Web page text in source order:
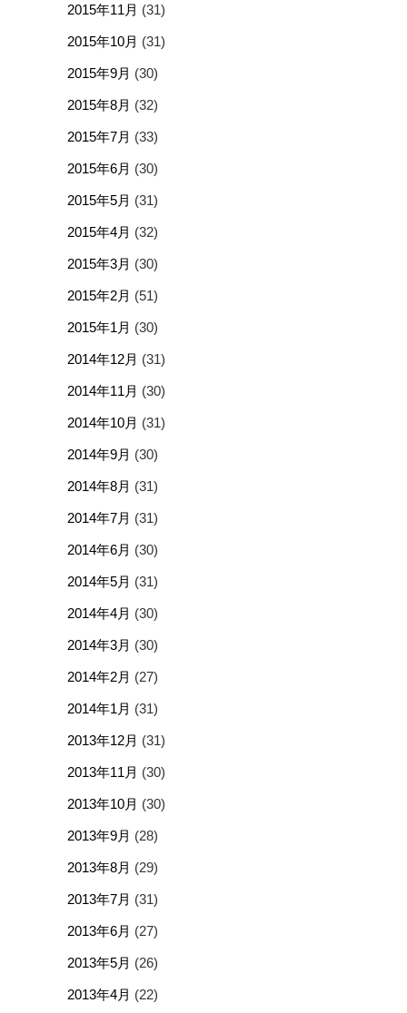
2015年11月 (31)
2015年10月 (31)
2015年9月 (30)
2015年8月 (32)
2015年7月 (33)
2015年6月 (30)
2015年5月 (31)
2015年4月 (32)
2015年3月 (30)
2015年2月 (51)
2015年1月 (30)
2014年12月 (31)
2014年11月 (30)
2014年10月 (31)
2014年9月 (30)
2014年8月 (31)
2014年7月 (31)
2014年6月 (30)
2014年5月 (31)
2014年4月 (30)
2014年3月 (30)
2014年2月 (27)
2014年1月 (31)
2013年12月 (31)
2013年11月 (30)
2013年10月 (30)
2013年9月 (28)
2013年8月 (29)
2013年7月 (31)
2013年6月 (27)
2013年5月 (26)
2013年4月 (22)